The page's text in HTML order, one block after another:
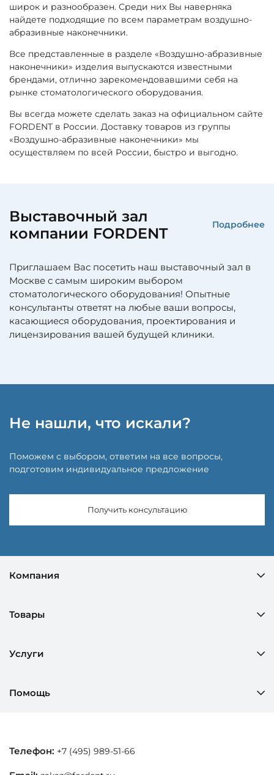
широк и разнообразен. Среди них Вы наверняка
найдете подходящие по всем параметрам воздушно-
абразивные наконечники.
Все представленные в разделе «Воздушно-абразивные
наконечники» изделия выпускаются известными
брендами, отлично зарекомендовавшими себя на
рынке стоматологического оборудования.
Вы всегда можете сделать заказ на официальном сайте
FORDENT в России. Доставку товаров из группы
«Воздушно-абразивные наконечники» мы
осуществляем по всей России, быстро и выгодно.
Выставочный зал
компании FORDENT
Подробнее
Приглашаем Вас посетить наш выставочный зал в
Москве с самым широким выбором
стоматологического оборудования! Опытные
консультанты ответят на любые ваши вопросы,
касающиеся оборудования, проектирования и
лицензирования вашей будущей клиники.
Не нашли, что искали?
Поможем с выбором, ответим на все вопросы,
подготовим индивидуальное предложение
Получить консультацию
Компания
Товары
Услуги
Помощь
Телефон: +7 (495) 989-51-66